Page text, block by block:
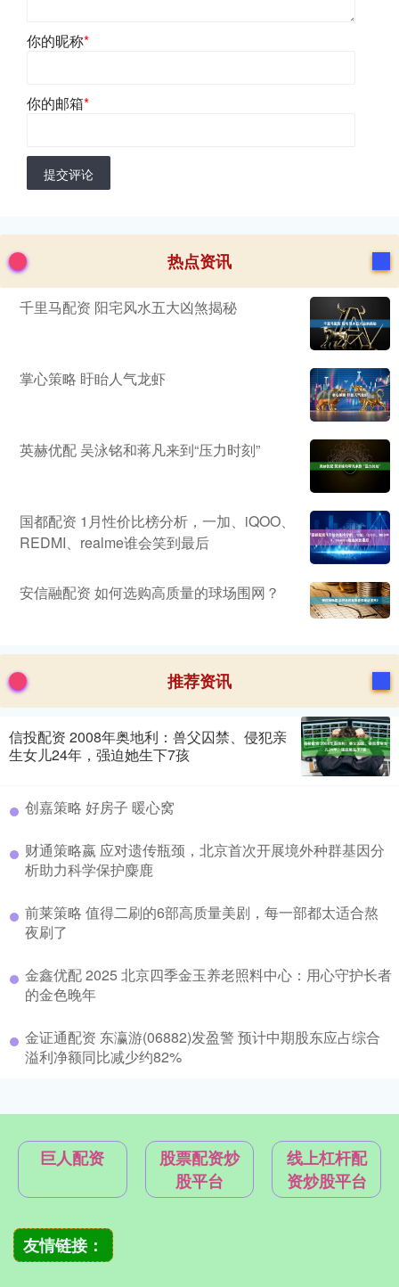
你的昵称*
你的邮箱*
提交评论
热点资讯
千里马配资 阳宅风水五大凶煞揭秘
掌心策略 盱眙人气龙虾
英赫优配 吴泳铭和蒋凡来到“压力时刻”
国都配资 1月性价比榜分析，一加、iQOO、
REDMI、realme谁会笑到最后
安信融配资 如何选购高质量的球场围网？
推荐资讯
信投配资 2008年奥地利：兽父囚禁、侵犯亲
生女儿24年，强迫她生下7孩
创嘉策略 好房子 暖心窝
财通策略嬴 应对遗传瓶颈，北京首次开展境外种群基因分
析助力科学保护麋鹿
前莱策略 值得二刷的6部高质量美剧，每一部都太适合熬
夜刷了
金鑫优配 2025 北京四季金玉养老照料中心：用心守护长者
的金色晚年
金证通配资 东瀛游(06882)发盈警 预计中期股东应占综合
溢利净额同比减少约82%
巨人配资
股票配资炒
股平台
线上杠杆配
资炒股平台
友情链接：